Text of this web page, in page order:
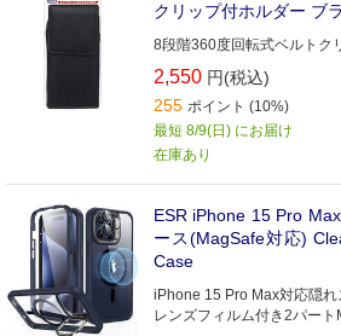
クリップ付ホルダー ブ
8段階360度回転式ベルトク
2,550 円(税込)
255 ポイント (10%)
最短 8/9(日) にお届け
在庫あり
ESR iPhone 15 Pro
ース(MagSafe対応)
Case
iPhone 15 Pro Max対応隠
レンズフィルム付き2パー